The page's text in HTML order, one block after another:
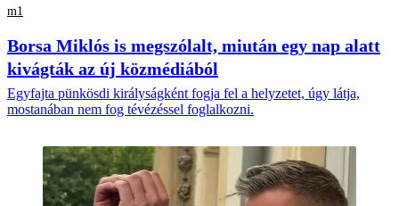
m1
Borsa Miklós is megszólalt, miután egy nap alatt
kivágták az új közmédiából
Egyfajta pünkösdi királyságként fogja fel a helyzetet, úgy látja,
mostanában nem fog tévézéssel foglalkozni.